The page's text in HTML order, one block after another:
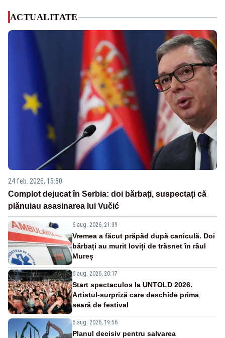
ACTUALITATE
24 feb. 2026, 15:50
Complot dejucat în Serbia: doi bărbați, suspectați că
plănuiau asasinarea lui Vučić
6 aug. 2026, 21:39
Vremea a făcut prăpăd după caniculă. Doi
bărbați au murit loviți de trăsnet în râul
Mureș
6 aug. 2026, 20:17
Start spectaculos la UNTOLD 2026.
Artistul-surpriză care deschide prima
seară de festival
6 aug. 2026, 19:56
Planul decisiv pentru salvarea